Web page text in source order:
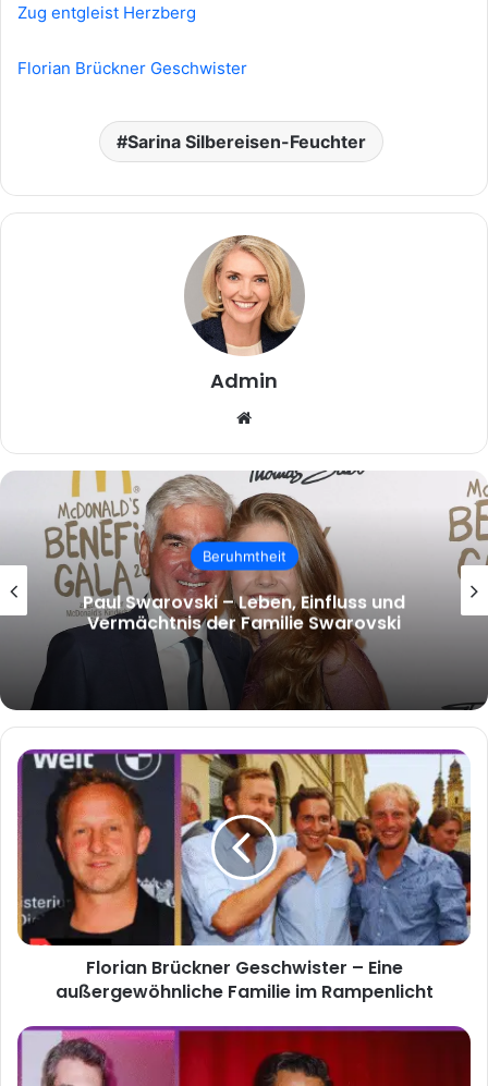
Zug entgleist Herzberg
Florian Brückner Geschwister
Sarina Silbereisen-Feuchter
Admin
Beruhmtheit
malcolm.mcrae – Wer ist Malcolm
McRae und warum wächst das Interesse
an ihm?
Florian
Brückner
Geschwister
–
außergewöhnliche
Familie
im
Rampenlicht
Florian Brückner Geschwister – Eine
außergewöhnliche Familie im Rampenlicht
Agnes
Theresa
Barbara